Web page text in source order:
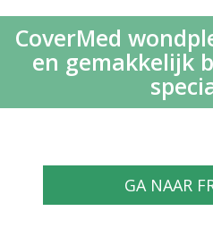
CoverMed
en gemakkelijk
GA NAAR